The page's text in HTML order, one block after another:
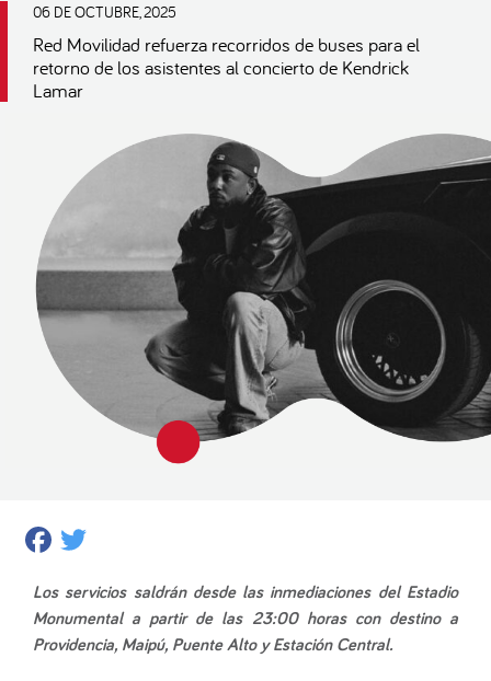
06 DE OCTUBRE, 2025
Red Movilidad refuerza recorridos de buses para el
retorno de los asistentes al concierto de Kendrick
Lamar
Facebook
Los servicios saldrán desde las inmediaciones del Estadio
Monumental a partir de las 23:00 horas con destino a
Providencia, Maipú, Puente Alto y Estación Central.